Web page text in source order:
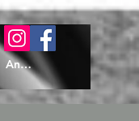
Anmelden